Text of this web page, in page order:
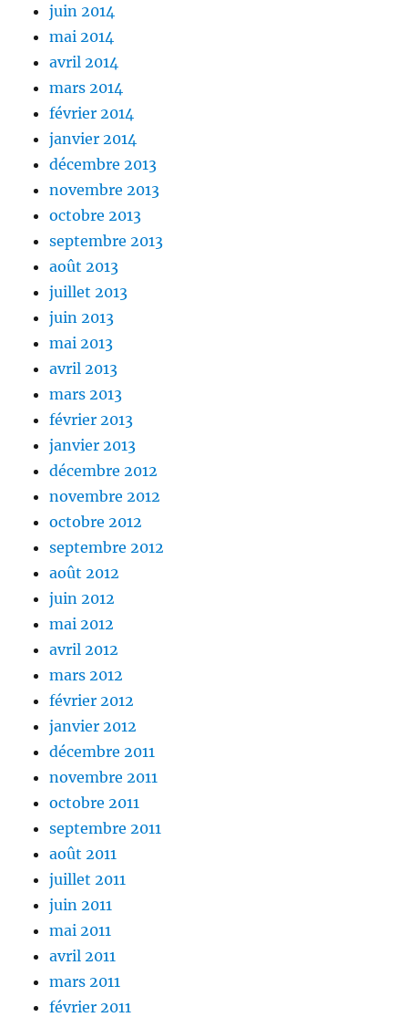
juin 2014
mai 2014
avril 2014
mars 2014
février 2014
janvier 2014
décembre 2013
novembre 2013
octobre 2013
septembre 2013
août 2013
juillet 2013
juin 2013
mai 2013
avril 2013
mars 2013
février 2013
janvier 2013
décembre 2012
novembre 2012
octobre 2012
septembre 2012
août 2012
juin 2012
mai 2012
avril 2012
mars 2012
février 2012
janvier 2012
décembre 2011
novembre 2011
octobre 2011
septembre 2011
août 2011
juillet 2011
juin 2011
mai 2011
avril 2011
mars 2011
février 2011